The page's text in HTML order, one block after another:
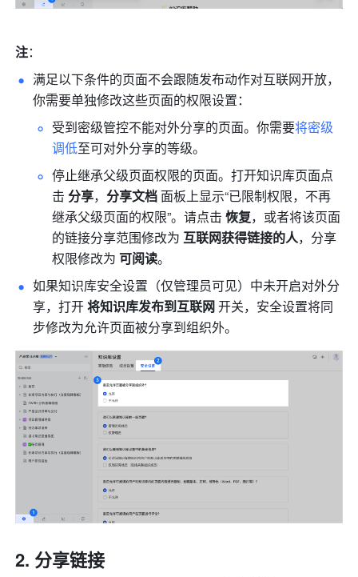
注：
满足以下条件的页面不会跟随发布动作对互联网开放，
你需要单独修改这些页面的权限设置：
受到密级管控不能对外分享的页面。你需要将密级
调低至可对外分享的等级。
停止继承父级页面权限的页面。打开知识库页面点
击 分享，分享文档 面板上显示“已限制权限，不再
继承父级页面的权限”。请点击 恢复，或者将该页面
的链接分享范围修改为 互联网获得链接的人，分享
权限修改为 可阅读。
如果知识库安全设置（仅管理员可见）中未开启对外分
享，打开 将知识库发布到互联网 开关，安全设置将同
步修改为允许页面被分享到组织外。
分享链接